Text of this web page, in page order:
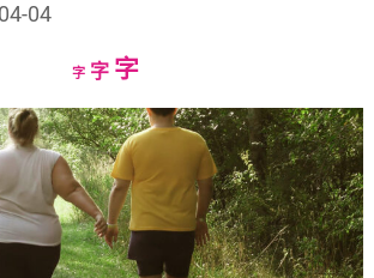
04
字Decrease
size.
字Reset
size.
字Increase
size.